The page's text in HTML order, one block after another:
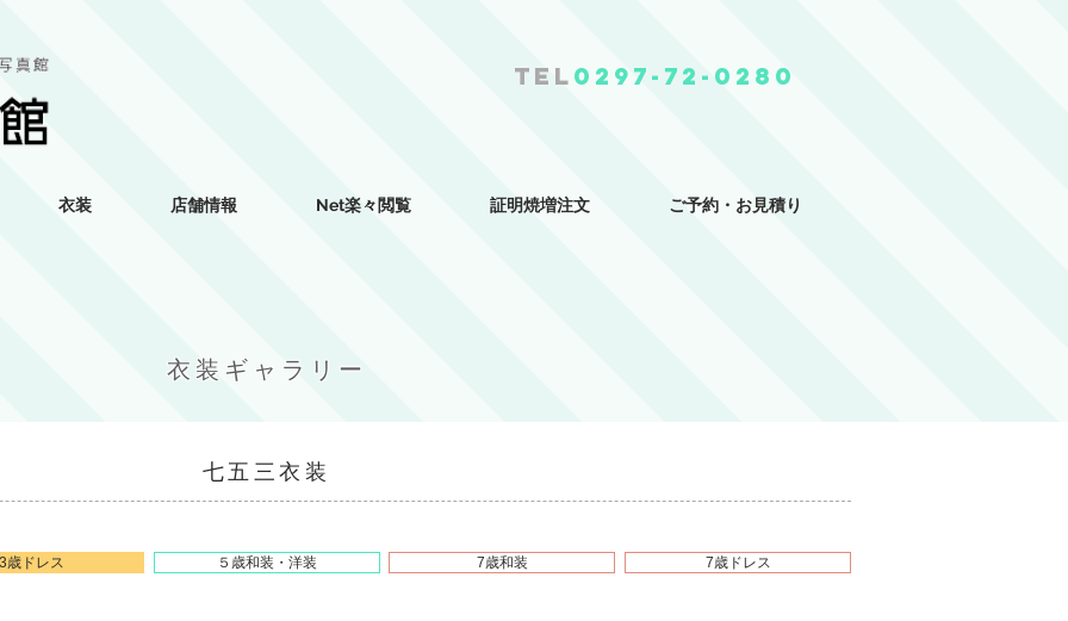
Tel 0297-72-0280
衣装 店舗情報 Net楽々閲覧 証明焼増注文 ご予約・お見積り
​衣装ギャラリー
​七五三衣装
歳ドレス ５歳和装・洋装 7歳和装 7歳ドレス